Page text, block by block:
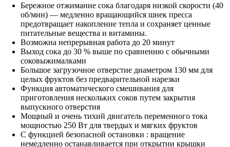
Бережное отжимание сока благодаря низкой скорости (40
об/мин) — медленно вращающийся шнек пресса
предотвращает накопление тепла и сохраняет ценные
питательные вещества и витамины.
Возможна непрерывная работа до 20 минут
Выход сока до 30 % выше по сравнению с обычными
соковыжималками
Большое загрузочное отверстие диаметром 130 мм для
целых фруктов без предварительной нарезки
Функция автоматического смешивания для
приготовления нескольких соков путем закрытия
выпускного отверстия
Мощный и очень тихий двигатель переменного тока
мощностью 250 Вт для твердых и мягких фруктов
С функцией безопасной остановки : вращение
немедленно останавливается при открытии крышки